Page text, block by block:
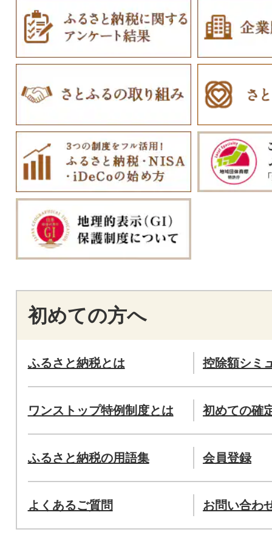
初めての方へ
ふるさと納税とは 控除額シミ
ワンストップ特例制度とは 初めての確
ふるさと納税の用語集 会員登録
よくあるご質問 お問い合わ